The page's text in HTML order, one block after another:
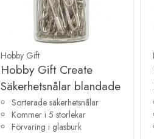
Hobby Gift
Hobby Gift Create
Säkerhetsnålar blandade
Sorterade säkerhetsnålar
Kommer i 5 storlekar
Förvaring i glasburk